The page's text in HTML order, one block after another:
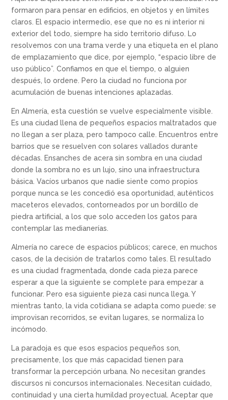
formaron para pensar en edificios, en objetos y en límites
claros. El espacio intermedio, ese que no es ni interior ni
exterior del todo, siempre ha sido territorio difuso. Lo
resolvemos con una trama verde y una etiqueta en el plano
de emplazamiento que dice, por ejemplo, “espacio libre de
uso público”. Confiamos en que el tiempo, o alguien
después, lo ordene. Pero la ciudad no funciona por
acumulación de buenas intenciones aplazadas.
En Almería, esta cuestión se vuelve especialmente visible.
Es una ciudad llena de pequeños espacios maltratados que
no llegan a ser plaza, pero tampoco calle. Encuentros entre
barrios que se resuelven con solares vallados durante
décadas. Ensanches de acera sin sombra en una ciudad
donde la sombra no es un lujo, sino una infraestructura
básica. Vacíos urbanos que nadie siente como propios
porque nunca se les concedió esa oportunidad, auténticos
maceteros elevados, contorneados por un bordillo de
piedra artificial, a los que solo acceden los gatos para
contemplar las medianerías.
Almería no carece de espacios públicos; carece, en muchos
casos, de la decisión de tratarlos como tales. El resultado
es una ciudad fragmentada, donde cada pieza parece
esperar a que la siguiente se complete para empezar a
funcionar. Pero esa siguiente pieza casi nunca llega. Y
mientras tanto, la vida cotidiana se adapta como puede: se
improvisan recorridos, se evitan lugares, se normaliza lo
incómodo.
La paradoja es que esos espacios pequeños son,
precisamente, los que más capacidad tienen para
transformar la percepción urbana. No necesitan grandes
discursos ni concursos internacionales. Necesitan cuidado,
continuidad y una cierta humildad proyectual. Aceptar que